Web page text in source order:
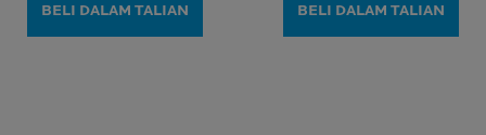
BELI DALAM TALIAN
BELI DALAM TALIAN